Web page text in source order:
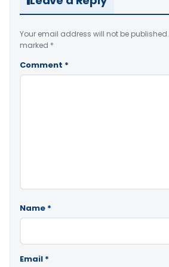
Your email address will not be published.
marked *
Comment *
Name *
Email *